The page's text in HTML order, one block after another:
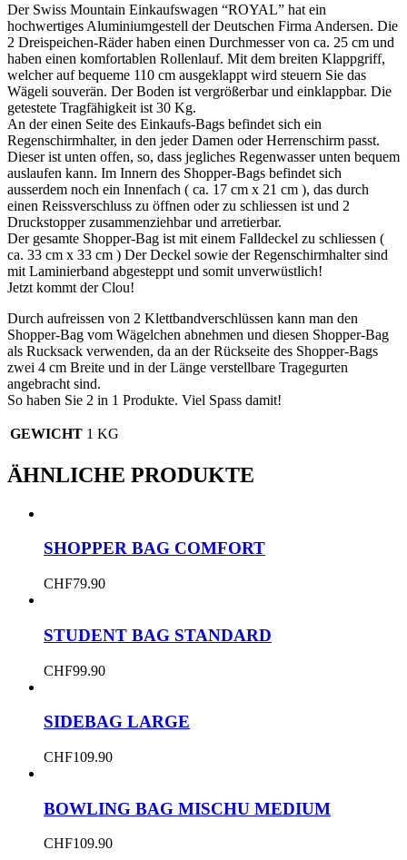
Der Swiss Mountain Einkaufswagen “ROYAL” hat ein
hochwertiges Aluminiumgestell der Deutschen Firma Andersen. Die
2 Dreispeichen-Räder haben einen Durchmesser von ca. 25 cm und
haben einen komfortablen Rollenlauf. Mit dem breiten Klappgriff,
welcher auf bequeme 110 cm ausgeklappt wird steuern Sie das
Wägeli souverän. Der Boden ist vergrößerbar und einklappbar. Die
getestete Tragfähigkeit ist 30 Kg.
An der einen Seite des Einkaufs-Bags befindet sich ein
Regenschirmhalter, in den jeder Damen oder Herrenschirm passt.
Dieser ist unten offen, so, dass jegliches Regenwasser unten bequem
auslaufen kann. Im Innern des Shopper-Bags befindet sich
ausserdem noch ein Innenfach ( ca. 17 cm x 21 cm ), das durch
einen Reissverschluss zu öffnen oder zu schliessen ist und 2
Druckstopper zusammenziehbar und arretierbar.
Der gesamte Shopper-Bag ist mit einem Falldeckel zu schliessen (
ca. 33 cm x 33 cm ) Der Deckel sowie der Regenschirmhalter sind
mit Laminierband abgesteppt und somit unverwüstlich!
Jetzt kommt der Clou!
Durch aufreissen von 2 Klettbandverschlüssen kann man den
Shopper-Bag vom Wägelchen abnehmen und diesen Shopper-Bag
als Rucksack verwenden, da an der Rückseite des Shopper-Bags
zwei 4 cm Breite und in der Länge verstellbare Tragegurten
angebracht sind.
So haben Sie 2 in 1 Produkte. Viel Spass damit!
GEWICHT 1 KG
ÄHNLICHE PRODUKTE
SHOPPER BAG COMFORT
CHF79.90
STUDENT BAG STANDARD
CHF99.90
SIDEBAG LARGE
CHF109.90
BOWLING BAG MISCHU MEDIUM
CHF109.90